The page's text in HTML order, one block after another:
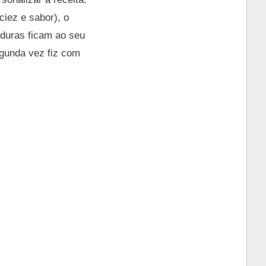
e sabor), o
ficam ao seu
vez fiz com